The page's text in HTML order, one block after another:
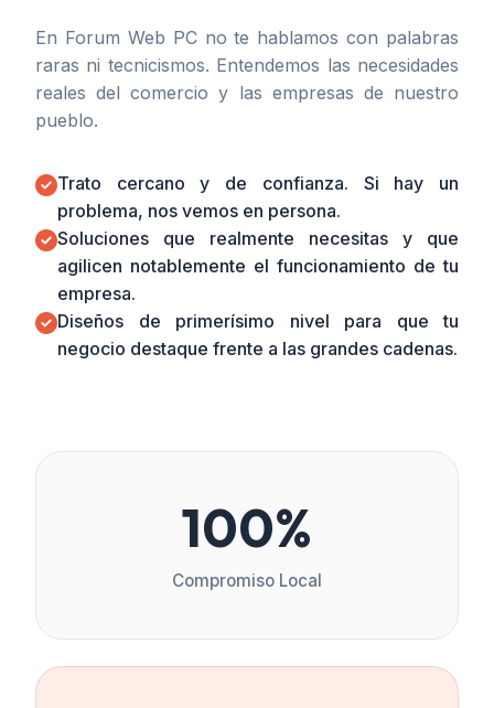
En Forum Web PC no te hablamos con palabras
raras ni tecnicismos. Entendemos las necesidades
reales del comercio y las empresas de nuestro
pueblo.
Trato cercano y de confianza. Si hay un
problema, nos vemos en persona.
Soluciones que realmente necesitas y que
agilicen notablemente el funcionamiento de tu
empresa.
Diseños de primerísimo nivel para que tu
negocio destaque frente a las grandes cadenas.
100%
Compromiso Local